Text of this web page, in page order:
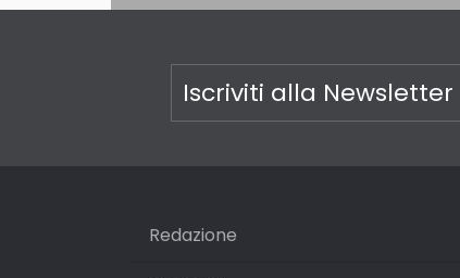
Iscriviti alla Newsletter
Redazione